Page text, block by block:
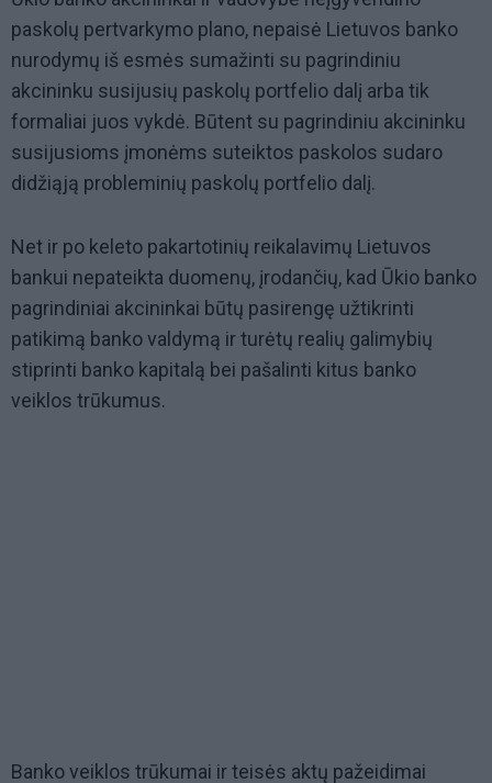
paskolų pertvarkymo plano, nepaisė Lietuvos banko
nurodymų iš esmės sumažinti su pagrindiniu
akcininku susijusių paskolų portfelio dalį arba tik
formaliai juos vykdė. Būtent su pagrindiniu akcininku
susijusioms įmonėms suteiktos paskolos sudaro
didžiąją probleminių paskolų portfelio dalį.
Net ir po keleto pakartotinių reikalavimų Lietuvos
bankui nepateikta duomenų, įrodančių, kad Ūkio banko
pagrindiniai akcininkai būtų pasirengę užtikrinti
patikimą banko valdymą ir turėtų realių galimybių
stiprinti banko kapitalą bei pašalinti kitus banko
veiklos trūkumus.
Banko veiklos trūkumai ir teisės aktų pažeidimai